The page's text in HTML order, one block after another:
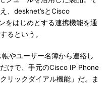
、desknet’sとCisco
をはじめとする連携機能を通
るという。
やユーザー名簿から連絡し
けで、手元のCisco IP Phone
リックダイアル機能」だ。ま